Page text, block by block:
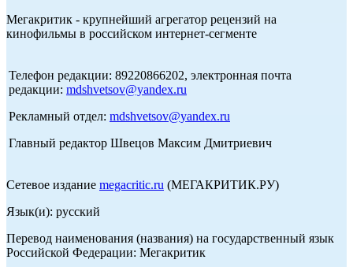
Мегакритик - крупнейший агрегатор рецензий на
кинофильмы в российском интернет-сегменте
Телефон редакции: 89220866202, электронная почта
редакции: mdshvetsov@yandex.ru
Рекламный отдел: mdshvetsov@yandex.ru
Главный редактор Швецов Максим Дмитриевич
Сетевое издание megacritic.ru (МЕГАКРИТИК.РУ)
Язык(и): русский
Перевод наименования (названия) на государственный язык
Российской Федерации: Мегакритик